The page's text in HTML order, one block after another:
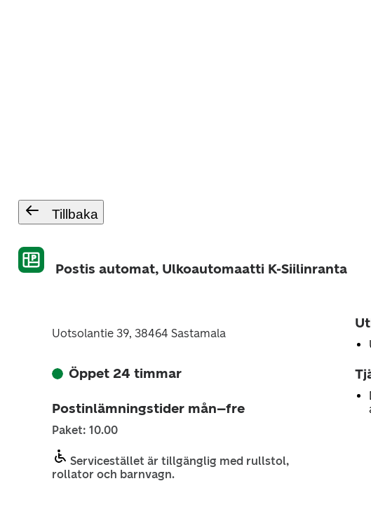
Tillbaka
Postis automat, Ulkoautomaatti K-Siilinranta
Uotsolantie 39, 38464 Sastamala
Öppet 24 timmar
Postinlämningstider mån–fre
Paket: 10.00
Servicestället är tillgänglig med rullstol,
rollator och barnvagn.